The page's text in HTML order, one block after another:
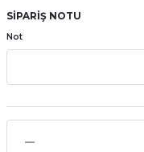
SİPARİŞ NOTU
Not